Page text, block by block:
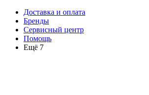
Доставка и оплата
Бренды
Сервисный центр
Помощь
Ещё 7